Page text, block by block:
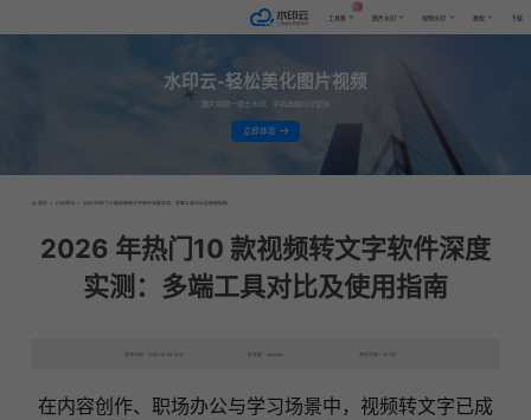
工具集 图片水印 视频水印 教程 下载
水印云-轻松美化图片视频
图片视频一键去水印，手机电脑均可使用
立即体验
首页 > 行业资讯 > 2026 年热门10 款视频转文字软件深度实测：多端工具对比及使用指南
2026 年热门10 款视频转文字软件深度
实测：多端工具对比及使用指南
发布日期：2026-06-02 15:52 发表者：qianqian 浏览次数：843次
在内容创作、职场办公与学习场景中，视频转文字已成